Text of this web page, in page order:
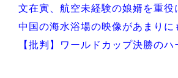
文在寅、航空未経験の娘婿を重役
中国の海水浴場の映像があまりに
【批判】ワールドカップ決勝のハ